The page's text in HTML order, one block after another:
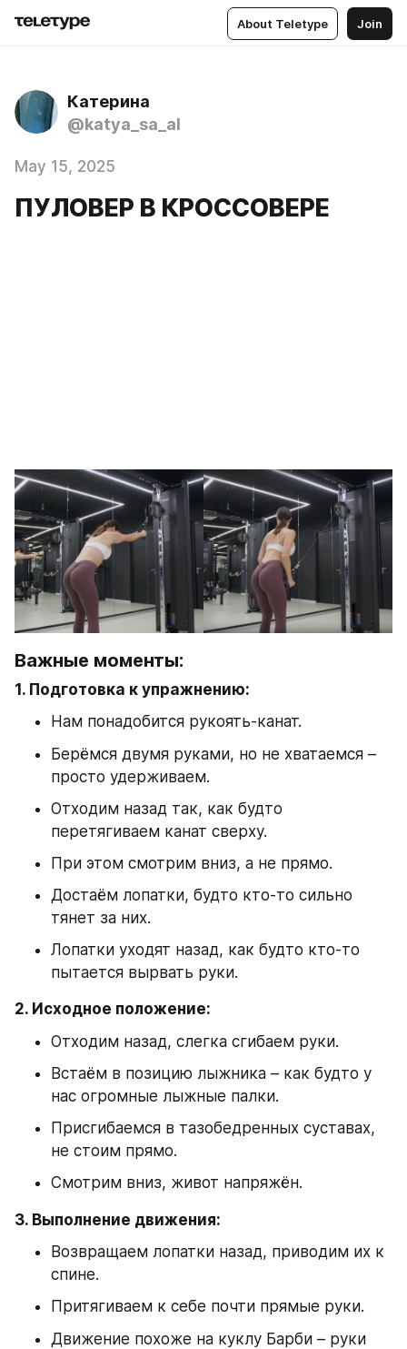
About Teletype Join
Катерина
@katya_sa_al
May 15, 2025
ПУЛОВЕР В КРОССОВЕРЕ
Важные моменты:
1. Подготовка к упражнению:
Нам понадобится рукоять-канат.
Берёмся двумя руками, но не хватаемся –
просто удерживаем.
Отходим назад так, как будто
перетягиваем канат сверху.
При этом смотрим вниз, а не прямо.
Достаём лопатки, будто кто-то сильно
тянет за них.
Лопатки уходят назад, как будто кто-то
пытается вырвать руки.
2. Исходное положение:
Отходим назад, слегка сгибаем руки.
Встаём в позицию лыжника – как будто у
нас огромные лыжные палки.
Присгибаемся в тазобедренных суставах,
не стоим прямо.
Смотрим вниз, живот напряжён.
3. Выполнение движения:
Возвращаем лопатки назад, приводим их к
спине.
Притягиваем к себе почти прямые руки.
Движение похоже на куклу Барби – руки